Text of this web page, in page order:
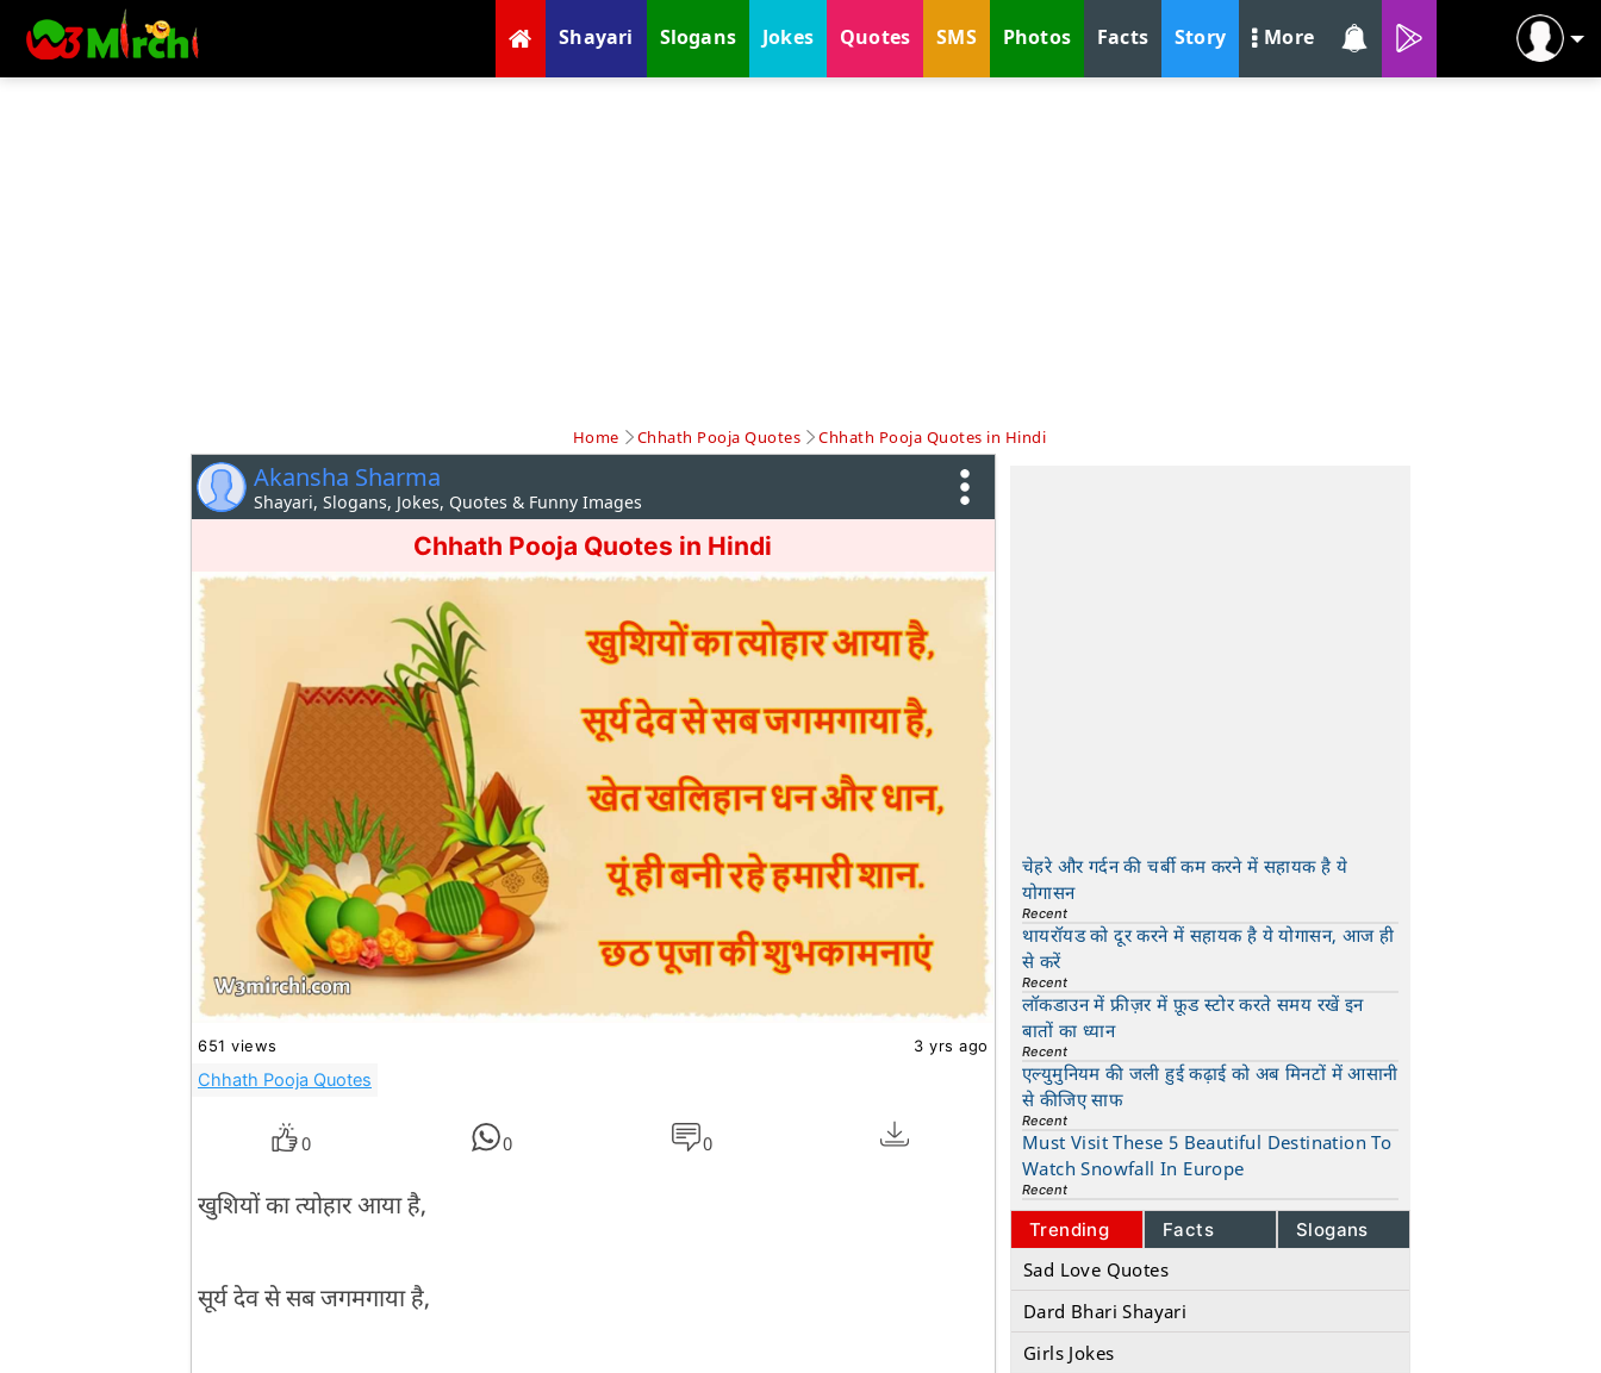
Shayari Slogans Jokes Quotes SMS Photos Facts Story More
Home Chhath Pooja Quotes Chhath Pooja Quotes in Hindi
Akansha Sharma
Shayari, Slogans, Jokes, Quotes & Funny Images
Chhath Pooja Quotes in Hindi
651 views 3 yrs ago
Chhath Pooja Quotes
0 0 0
खुशियों का त्योहार आया है,
सूर्य देव से सब जगमगाया है,
चेहरे और गर्दन की चर्बी कम करने में सहायक है ये
योगासन
Recent
थायरॉयड को दूर करने में सहायक है ये योगासन, आज ही
से करें
Recent
लॉकडाउन में फ्रीज़र में फ़ूड स्टोर करते समय रखें इन
बातों का ध्यान
Recent
एल्युमुनियम की जली हुई कढ़ाई को अब मिनटों में आसानी
से कीजिए साफ
Recent
Must Visit These 5 Beautiful Destination To
Watch Snowfall In Europe
Recent
Trending Facts Slogans
Sad Love Quotes
Dard Bhari Shayari
Girls Jokes